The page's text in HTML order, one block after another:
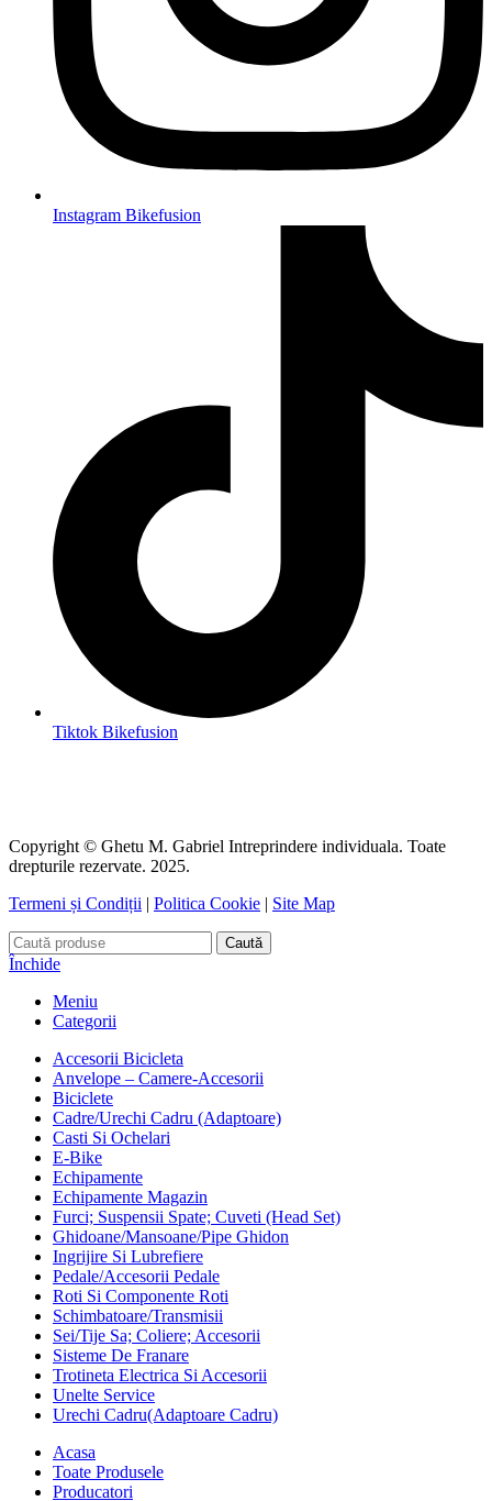
Instagram Bikefusion
Tiktok Bikefusion
Copyright © Ghetu M. Gabriel Intreprindere individuala. Toate
drepturile rezervate. 2025.
Termeni și Condiții | Politica Cookie | Site Map
Caută
Închide
Meniu
Categorii
Accesorii Bicicleta
Anvelope – Camere-Accesorii
Biciclete
Cadre/Urechi Cadru (Adaptoare)
Casti Si Ochelari
E-Bike
Echipamente
Echipamente Magazin
Furci; Suspensii Spate; Cuveti (Head Set)
Ghidoane/Mansoane/Pipe Ghidon
Ingrijire Si Lubrefiere
Pedale/Accesorii Pedale
Roti Si Componente Roti
Schimbatoare/Transmisii
Sei/Tije Sa; Coliere; Accesorii
Sisteme De Franare
Trotineta Electrica Si Accesorii
Unelte Service
Urechi Cadru(Adaptoare Cadru)
Acasa
Toate Produsele
Producatori